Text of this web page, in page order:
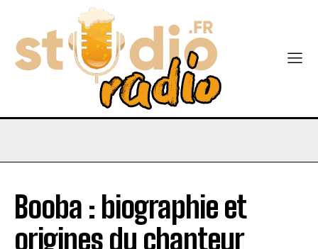
Booba : biographie et
origines du chanteur